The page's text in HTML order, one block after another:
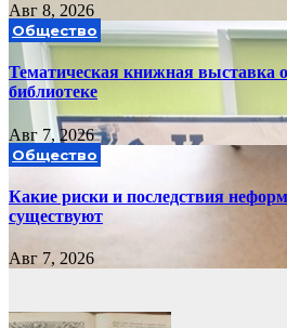
Авг 8, 2026
Общество
Тематическая книжная выставка
библиотеке
Авг 7, 2026
Общество
Какие риски и последствия
существуют
Авг 7, 2026